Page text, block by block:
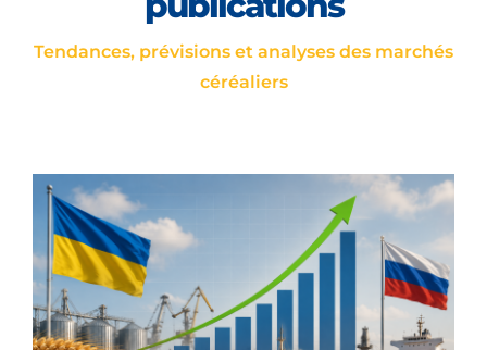
Tendances, prévisions et analyses des marchés
céréaliers